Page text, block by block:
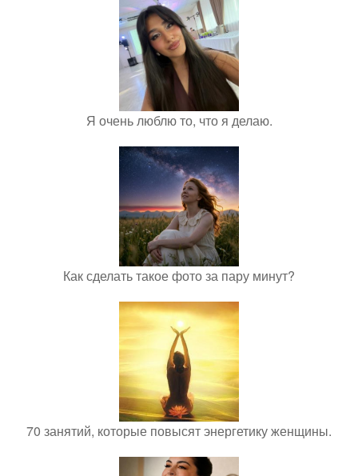
Я очень люблю то, что я делаю.
Как сделать такое фото за пару минут?
70 занятий, которые повысят энергетику женщины.